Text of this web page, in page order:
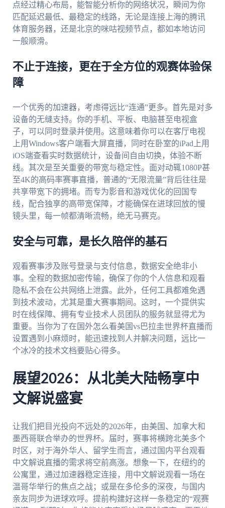
点经过精心布局，能智能分析你的网络状况，瞬间为你
匹配延迟最低、最稳定的线路，无论是连接上海的腾讯
体育服务器，还是北京的咪咕视频节点，都如本地访问
一般顺滑。
不止于连接，更在于全方位的观赛体验保
障
一个优秀的加速器，考虑得远比“连通”更多。首先是对多
设备的无缝支持。你的手机、平板、电脑甚至电视盒
子，可以同时登录并使用。这意味着你可以在客厅电视
上用Windows客户端看大屏直播，同时在卧室的iPad上用
iOS端查看实时数据统计，设备间自由切换，体验不断
线。其次是至关重要的带宽与稳定性。面对动辄1080P甚
至4K的高码率赛事直播，普通的“无限流量”背后往往是
共享带宽下的拥堵。而专为影音和游戏优化的回国专
线，配合独享的高带宽保障，才能确保在进球回放的慢
镜头里，每一帧都清晰流畅，绝无马赛克。
安全与可靠，是长久陪伴的基石
观看赛事涉及账号登录与支付信息，数据安全绝非小
事。全程的数据加密传输，确保了你的个人信息和观看
隐私不会在公共网络上泄露。此外，任何工具都难免遇
到技术波动，尤其是重大赛事期间。这时，一个提供实
时在线保障、拥有专业技术人员团队的服务就显得尤为
重要。当你为了在国外怎么看美国vs巴拉圭世界杯直播而
设置遇到小麻烦时，能迅速找到人并解决问题，远比一
个冰冷的技术文档要贴心得多。
展望2026：从北美大陆畅享中
文解说盛宴
让我们把目光投向不远处的2026年，由美国、加拿大和
墨西哥联合举办的世界杯。届时，赛事将横跨北美多个
时区，对于海外华人、留学生而言，通过国内平台观看
中文解说直播的需求将空前高涨。想象一下，在纽约的
公寓里，通过加速器稳定连接，用中文解说观看一场在
温哥华举行的焦点之战；或是在多伦多的深夜，与国内
亲友同步为进球欢呼。提前构建好这样一条稳定的“观赛